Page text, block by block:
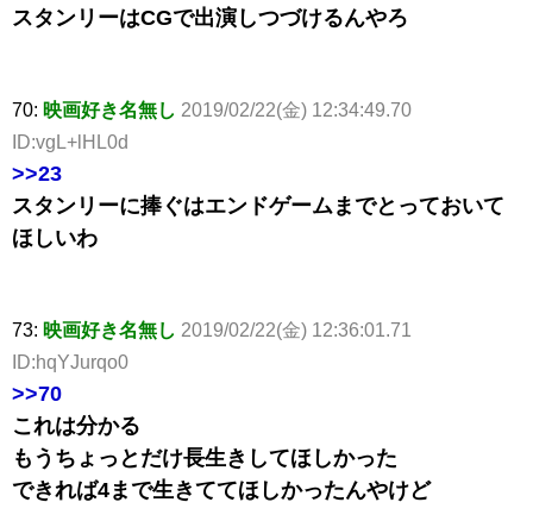
スタンリーはCGで出演しつづけるんやろ
70: 映画好き名無し 2019/02/22(金) 12:34:49.70
ID:vgL+lHL0d
>>23
スタンリーに捧ぐはエンドゲームまでとっておいて
ほしいわ
73: 映画好き名無し 2019/02/22(金) 12:36:01.71
ID:hqYJurqo0
>>70
これは分かる
もうちょっとだけ長生きしてほしかった
できれば4まで生きててほしかったんやけど